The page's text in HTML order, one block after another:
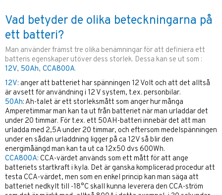
Vad betyder de olika beteckningarna på
ett batteri?
Man använder främst tre olika benämningar för att definiera ett
batteris egenskaper utöver dess storlek. Dessa kan se ut som :
12V, 50Ah, CCA800A.
12V: anger att batteriet har spänningen 12 Volt och att det alltså
är avsett för användning i 12 V system, t.ex. personbilar.
50Ah: Ah-talet är ett storleksmått som anger hur många
Amperetimmar man kan ta ut från batteriet när man urladdar det
under 20 timmar. För t.ex. ett 50AH-batteri innebär det att man
urladda med 2,5A under 20 timmar, och eftersom medelspänningen
under en sådan urladdning ligger på ca 12V så blir den
energimåängd man kan ta ut ca 12x50 dvs 600Wh.
CCA800A: CCA-värdet används som ett mått för att ange
batteriets startkraft i kyla. Det är ganska komplicerad procedur att
testa CCA-värdet, men som en enkel princip kan man säga att
batteriet nedkylt till -18°C skall kunna leverera den CCA-ström